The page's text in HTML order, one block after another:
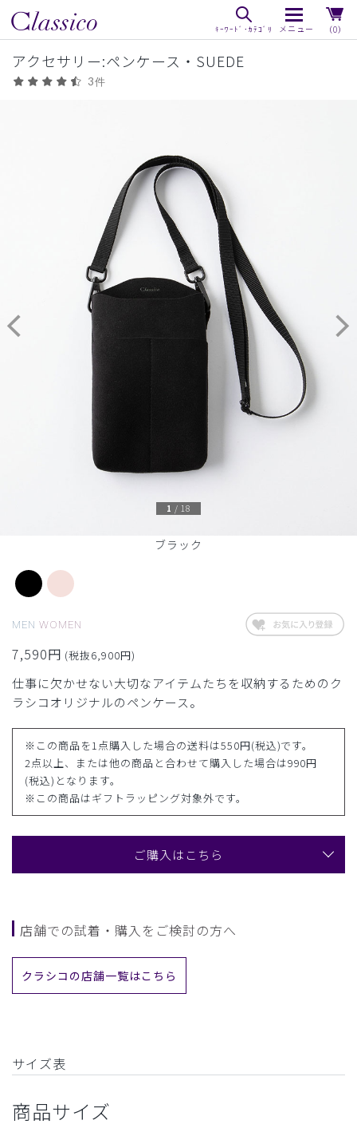
（0）
アクセサリー:ペンケース・SUEDE
3件
ブラック
1 / 18
MEN WOMEN
7,590円 (税抜6,900円)
仕事に欠かせない大切なアイテムたちを収納するためのク
ラシコオリジナルのペンケース。
※この商品を1点購入した場合の送料は550円(税込)です。
2点以上、または他の商品と合わせて購入した場合は990円
(税込)となります。
※この商品はギフトラッピング対象外です。
ご購入はこちら
店舗での試着・購入をご検討の方へ
クラシコの店舗一覧はこちら
サイズ表
商品サイズ